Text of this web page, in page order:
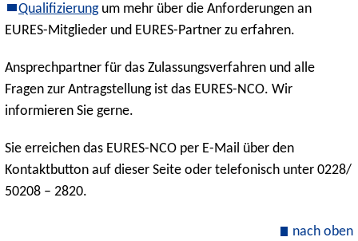
Qualifizierungum mehr über die Anforderungen an
EURES-Mitglieder und EURES-Partner zu erfahren.
Ansprechpartner für das Zulassungsverfahren und alle
Fragen zur Antragstellung ist das EURES-NCO. Wir
informieren Sie gerne.
Sie erreichen das EURES-NCO per E-Mail über den
Kontaktbutton auf dieser Seite oder telefonisch unter 0228/
50208 – 2820.
nach oben